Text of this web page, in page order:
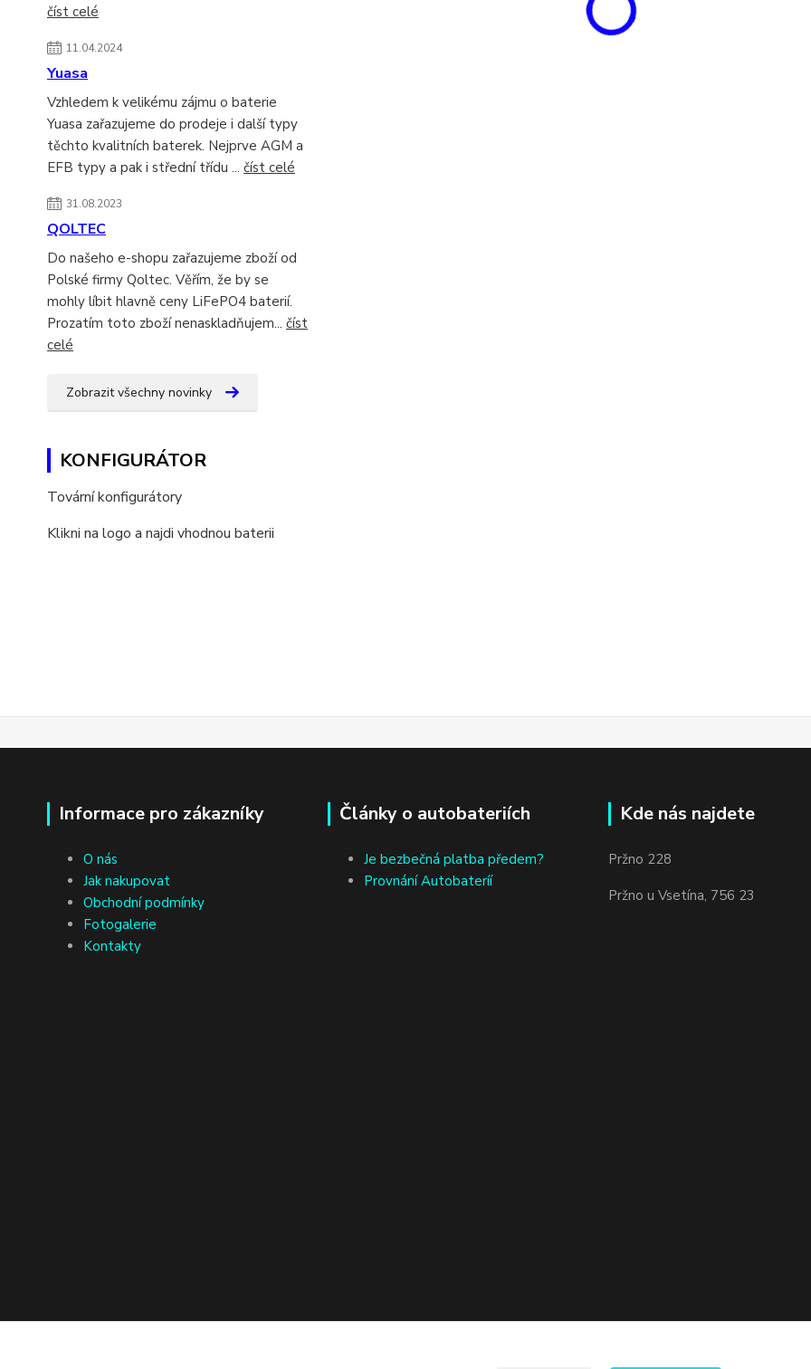
číst celé
11.04.2024
Yuasa
Vzhledem k velikému zájmu o baterie
Yuasa zařazujeme do prodeje i další typy
těchto kvalitních baterek. Nejprve AGM a
EFB typy a pak i střední třídu ... číst celé
31.08.2023
QOLTEC
Do našeho e-shopu zařazujeme zboží od
Polské firmy Qoltec. Věřím, že by se
mohly líbit hlavně ceny LiFePO4 baterií.
Prozatím toto zboží nenaskladňujem... číst
celé
Zobrazit všechny novinky
KONFIGURÁTOR
Tovární konfigurátory
Klikni na logo a najdi vhodnou baterii
Informace pro zákazníky
O nás
Jak nakupovat
Obchodní podmínky
Fotogalerie
Kontakty
Články o autobateriích
Je bezbečná platba předem?
Provnání Autobateríí
Kde nás najdete
Pržno 228
Pržno u Vsetína, 756 23